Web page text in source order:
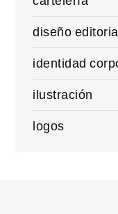
diseño
identidad
ilustración
logos